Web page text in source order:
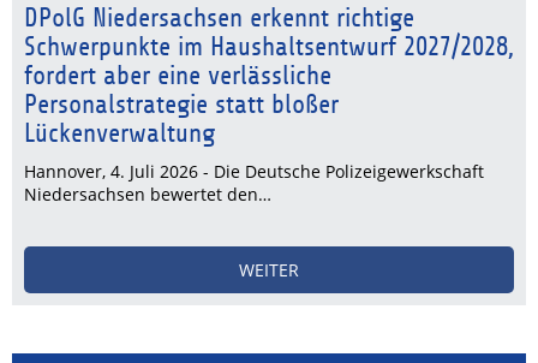
DPolG Niedersachsen erkennt richtige
Schwerpunkte im Haushaltsentwurf 2027/2028,
fordert aber eine verlässliche
Personalstrategie statt bloßer
Lückenverwaltung
Hannover, 4. Juli 2026 - Die Deutsche Polizeigewerkschaft
Niedersachsen bewertet den…
WEITER